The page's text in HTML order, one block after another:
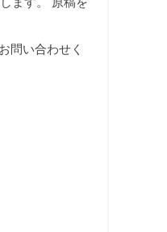
問い合わせく